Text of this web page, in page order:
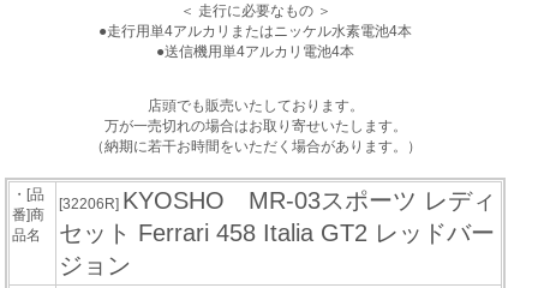
＜ 走行に必要なもの ＞
●走行用単4アルカリまたはニッケル水素電池4本
●送信機用単4アルカリ電池4本
店頭でも販売いたしております。
万が一売切れの場合はお取り寄せいたします。
（納期に若干お時間をいただく場合があります。）
・[品
番]商
品名
[32206R] KYOSHO MR-03スポーツ レディ
セット Ferrari 458 Italia GT2 レッドバー
ジョン